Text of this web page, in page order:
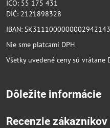
IČO: 55 175 431
DIČ: 2121898328
IBAN:
Nie sme platcami DPH
Všetky uvedené ceny sú vrátane
Dôležite informácie
Recenzie zákazníkov